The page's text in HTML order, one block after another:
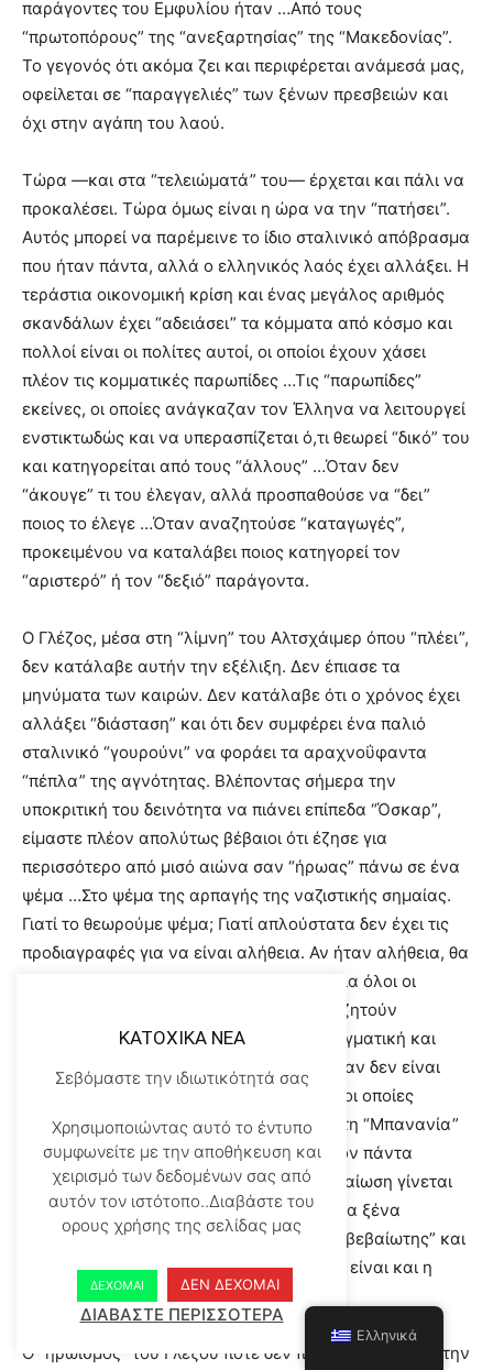
παράγοντες του Εμφυλίου ήταν …Από τους
“πρωτοπόρους” της “ανεξαρτησίας” της “Μακεδονίας”.
Το γεγονός ότι ακόμα ζει και περιφέρεται ανάμεσά μας,
οφείλεται σε “παραγγελιές” των ξένων πρεσβειών και
όχι στην αγάπη του λαού.
Τώρα —και στα “τελειώματά” του— έρχεται και πάλι να
προκαλέσει. Τώρα όμως είναι η ώρα να την “πατήσει”.
Αυτός μπορεί να παρέμεινε το ίδιο σταλινικό απόβρασμα
που ήταν πάντα, αλλά ο ελληνικός λαός έχει αλλάξει. Η
τεράστια οικονομική κρίση και ένας μεγάλος αριθμός
σκανδάλων έχει “αδειάσει” τα κόμματα από κόσμο και
πολλοί είναι οι πολίτες αυτοί, οι οποίοι έχουν χάσει
πλέον τις κομματικές παρωπίδες …Τις “παρωπίδες”
εκείνες, οι οποίες ανάγκαζαν τον Έλληνα να λειτουργεί
ενστικτωδώς και να υπερασπίζεται ό,τι θεωρεί “δικό” του
και κατηγορείται από τους “άλλους” …Όταν δεν
“άκουγε” τι του έλεγαν, αλλά προσπαθούσε να “δει”
ποιος το έλεγε …Όταν αναζητούσε “καταγωγές”,
προκειμένου να καταλάβει ποιος κατηγορεί τον
“αριστερό” ή τον “δεξιό” παράγοντα.
Ο Γλέζος, μέσα στη “λίμνη” του Αλτσχάιμερ όπου “πλέει”,
δεν κατάλαβε αυτήν την εξέλιξη. Δεν έπιασε τα
μηνύματα των καιρών. Δεν κατάλαβε ότι ο χρόνος έχει
αλλάξει “διάσταση” και ότι δεν συμφέρει ένα παλιό
σταλινικό “γουρούνι” να φοράει τα αραχνοΰφαντα
“πέπλα” της αγνότητας. Βλέποντας σήμερα την
υποκριτική του δεινότητα να πιάνει επίπεδα “Όσκαρ”,
είμαστε πλέον απολύτως βέβαιοι ότι έζησε για
περισσότερο από μισό αιώνα σαν “ήρωας” πάνω σε ένα
ψέμα …Στο ψέμα της αρπαγής της ναζιστικής σημαίας.
Γιατί το θεωρούμε ψέμα; Γιατί απλούστατα δεν έχει τις
προδιαγραφές για να είναι αλήθεια. Αν ήταν αλήθεια, θα
είχε την ανάλογη “πιστοποίηση”, την οποία όλοι οι
εμπλεκόμενοι σε ιστορικά γεγονότα αναζητούν
απεγνωσμένα. Όταν η αλήθεια είναι πραγματική και
βολεύει, είναι πάντα “πιστοποιημένη”. Όταν δεν είναι
πραγματική, ακολουθούνται “πατέντες”, οι οποίες
υποκαθιστούν την ιστορική “απόδειξη”. Στη “Μπανανία”
με το όνομα Ελλάς η αλήθεια είναι σχεδόν πάντα
υποκειμενική. Η επιστημονική της επιβεβαίωση γίνεται
μόνον όταν βολεύει το παρακράτος και τα ξένα
“αφεντικά”. Μια τέτοια περίπτωση “ανεπιβεβαίωτης” και
ταυτόχρονα “αναμφισβήτητης” αλήθειας είναι και η
περίπτωση του Γλέζου.
Ο “ηρωισμός” του Γλέζου ποτέ δεν πιστοποιήθηκε για την
KATOXIKA NEA
Σεβόμαστε την ιδιωτικότητά σας
Χρησιμοποιώντας αυτό το έντυπο
συμφωνείτε με την αποθήκευση και
χειρισμό των δεδομένων σας από
αυτόν τον ιστότοπο..Διαβάστε του
ορους χρήσης της σελίδας μας
ΔΕΧΟΜΑΙ ΔΕΝ ΔΕΧΟΜΑΙ
ΔΙΑΒΑΣΤΕ ΠΕΡΙΣΣΟΤΕΡΑ
Ελληνικά